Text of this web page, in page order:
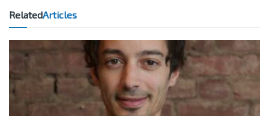
RelatedArticles